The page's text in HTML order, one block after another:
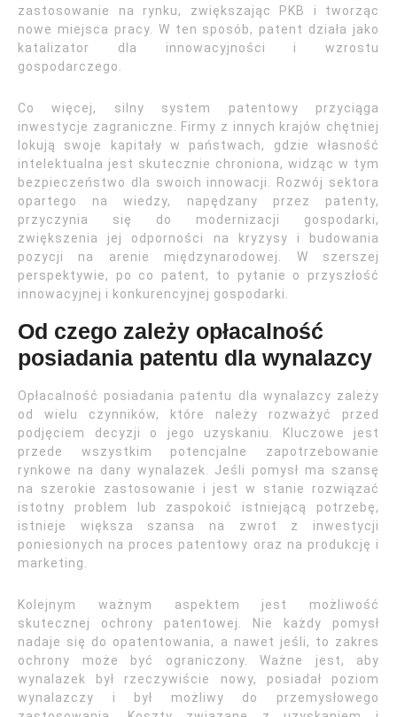
zastosowanie na rynku, zwiększając PKB i tworząc
nowe miejsca pracy. W ten sposób, patent działa jako
katalizator dla innowacyjności i wzrostu
gospodarczego.
Co więcej, silny system patentowy przyciąga
inwestycje zagraniczne. Firmy z innych krajów chętniej
lokują swoje kapitały w państwach, gdzie własność
intelektualna jest skutecznie chroniona, widząc w tym
bezpieczeństwo dla swoich innowacji. Rozwój sektora
opartego na wiedzy, napędzany przez patenty,
przyczynia się do modernizacji gospodarki,
zwiększenia jej odporności na kryzysy i budowania
pozycji na arenie międzynarodowej. W szerszej
perspektywie, po co patent, to pytanie o przyszłość
innowacyjnej i konkurencyjnej gospodarki.
Od czego zależy opłacalność
posiadania patentu dla wynalazcy
Opłacalność posiadania patentu dla wynalazcy zależy
od wielu czynników, które należy rozważyć przed
podjęciem decyzji o jego uzyskaniu. Kluczowe jest
przede wszystkim potencjalne zapotrzebowanie
rynkowe na dany wynalazek. Jeśli pomysł ma szansę
na szerokie zastosowanie i jest w stanie rozwiązać
istotny problem lub zaspokoić istniejącą potrzebę,
istnieje większa szansa na zwrot z inwestycji
poniesionych na proces patentowy oraz na produkcję i
marketing.
Kolejnym ważnym aspektem jest możliwość
skutecznej ochrony patentowej. Nie każdy pomysł
nadaje się do opatentowania, a nawet jeśli, to zakres
ochrony może być ograniczony. Ważne jest, aby
wynalazek był rzeczywiście nowy, posiadał poziom
wynalazczy i był możliwy do przemysłowego